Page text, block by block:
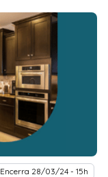
Encerra 28/03/24 - 15h